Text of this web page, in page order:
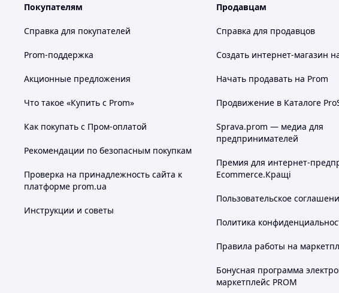
Покупателям
Справка для покупателей
Prom-поддержка
Акционные предложения
Что такое «Купить с Prom»
Как покупать с Пром-оплатой
Рекомендации по безопасным покупкам
Проверка на принадлежность сайта к
платформе prom.ua
Инструкции и советы
Продавцам
Справка для продавцов
Создать интернет-магазин
Начать продавать на Prom
Продвижение в Каталоге
Sprava.prom — медиа для
предпринимателей
Премия для интернет-
Ecommerce.Кращі
Пользовательское
Политика
Правила работы на
Бонусная программа
маркетплейс PROM